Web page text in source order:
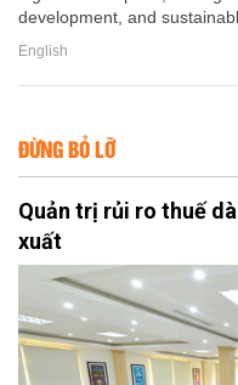
development, and
English
ĐỪNG BỎ LỠ
Quản trị rủi ro thuế
xuất